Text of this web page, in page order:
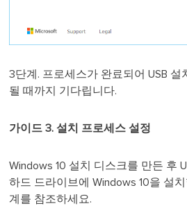
3단계. 프로세스가 완료되어 USB
될 때까지 기다립니다.
가이드 3. 설치 프로세스 설정
Windows 10 설치 디스크를 만든 후
하드 드라이브에 Windows 10을 설
계를 참조하세요.